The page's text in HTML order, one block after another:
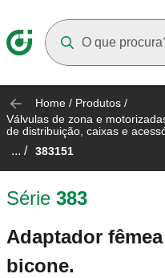
Home / Produtos /
Válvulas de zona e
de distribuição, caixas e
... / 383151
Série 383
Adaptador
bicone.